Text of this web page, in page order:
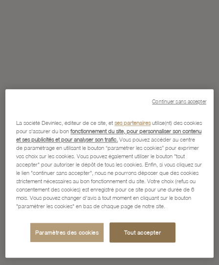
La société Devinlec, éditeur de ce site, etses partenairesutilise(nt) des cookies
pour s'assurer du bonfonctionnement du site, pour personnaliser son contenu
et ses publicités et pour analyser son trafic. Vous pouvez accéder au centre
de paramétrage en utilisant le bouton “paramétrer les cookies” pour exprimer
vos choix sur les cookies. Vous pouvez également utiliser le bouton "tout
accepter" pour autoriser le dépôt de tous les cookies. Enfin, si vous cliquez sur
le lien "continuer sans accepter", nous ne pourrons déposer que des cookies
strictement nécessaires au bon fonctionnement du site. Votre choix (refus ou
consentement des cookies) est enregistré pour ce site pour une durée de 6
mois. Vous pouvez changer d'avis à tout moment en cliquant sur le bouton
"paramétrer les cookies" en bas de chaque page de notre site.
Paramètres des cookies Tout accepter
Continuer sans accepter